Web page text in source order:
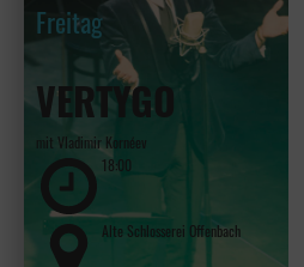
Freitag
VERTYGO
mit Vladimir Kornéev
18:00
Alte Schlosserei Offenbach